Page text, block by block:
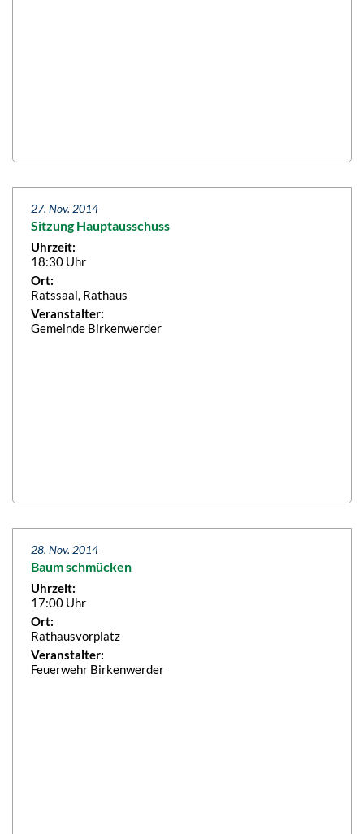
27. Nov. 2014
Sitzung Hauptausschuss
Uhrzeit:
18:30 Uhr
Ort:
Ratssaal, Rathaus
Veranstalter:
Gemeinde Birkenwerder
28. Nov. 2014
Baum schmücken
Uhrzeit:
17:00 Uhr
Ort:
Rathausvorplatz
Veranstalter:
Feuerwehr Birkenwerder